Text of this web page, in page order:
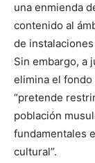
una enmienda
contenido al
de
Sin embargo, a
elimina el
“pretende
población
fundamentales
cultural”.